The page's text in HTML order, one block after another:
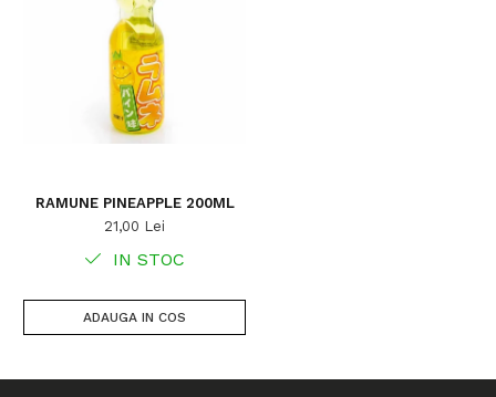
RAMUNE PINEAPPLE 200ML
21,00 Lei
IN STOC
ADAUGA IN COS